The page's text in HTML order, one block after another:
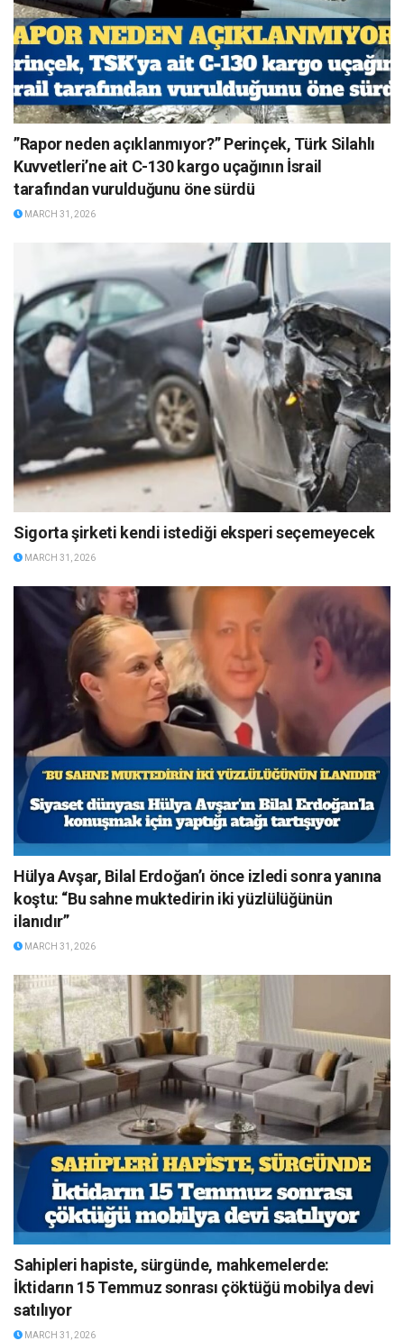
”Rapor neden açıklanmıyor?” Perinçek, Türk Silahlı
Kuvvetleri’ne ait C-130 kargo uçağının İsrail
tarafından vurulduğunu öne sürdü
MARCH 31, 2026
Sigorta şirketi kendi istediği eksperi seçemeyecek
MARCH 31, 2026
Hülya Avşar, Bilal Erdoğan’ı önce izledi sonra yanına
koştu: “Bu sahne muktedirin iki yüzlülüğünün
ilanıdır”
MARCH 31, 2026
Sahipleri hapiste, sürgünde, mahkemelerde:
İktidarın 15 Temmuz sonrası çöktüğü mobilya devi
satılıyor
MARCH 31, 2026